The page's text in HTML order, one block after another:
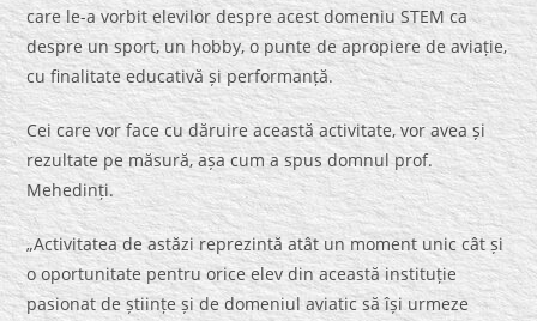
care le-a vorbit elevilor despre acest domeniu STEM ca
despre un sport, un hobby, o punte de apropiere de aviație,
cu finalitate educativă și performanță.
Cei care vor face cu dăruire această activitate, vor avea și
rezultate pe măsură, așa cum a spus domnul prof.
Mehedinți.
„Activitatea de astăzi reprezintă atât un moment unic cât și
o oportunitate pentru orice elev din această instituție
pasionat de științe și de domeniul aviatic să își urmeze